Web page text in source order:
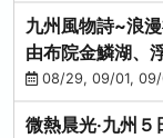
九州風物詩~浪
由布院金鱗湖、
晚宴、鸕鶿捕魚
08/29, 09/01, 09/
微熱晨光‧九州